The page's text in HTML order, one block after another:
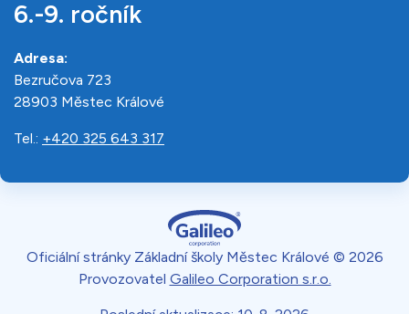
6.-9. ročník
Adresa:
Bezručova 723
28903 Městec Králové
Tel.: +420 325 643 317
Oficiální stránky Základní školy Městec Králové © 2026
Provozovatel Galileo Corporation s.r.o.